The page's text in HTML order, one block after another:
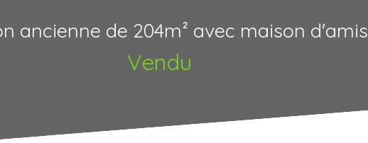
ancienne de 204m² avec maison d'amis
Vendu